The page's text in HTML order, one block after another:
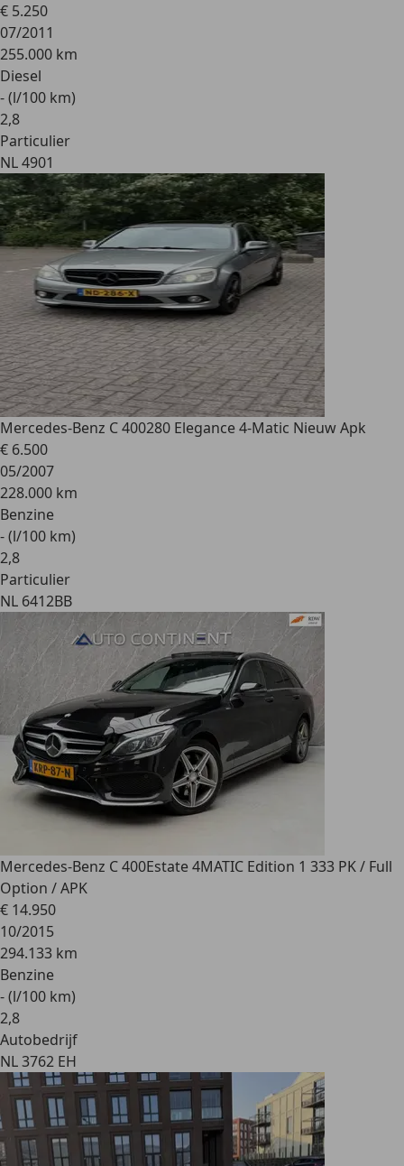
€ 5.250
07/2011
255.000 km
Diesel
- (l/100 km)
2,8
Particulier
NL 4901
Mercedes-Benz C 400280 Elegance 4-Matic Nieuw Apk
€ 6.500
05/2007
228.000 km
Benzine
- (l/100 km)
2,8
Particulier
NL 6412BB
Mercedes-Benz C 400Estate 4MATIC Edition 1 333 PK / Full
Option / APK
€ 14.950
10/2015
294.133 km
Benzine
- (l/100 km)
2,8
Autobedrijf
NL 3762 EH